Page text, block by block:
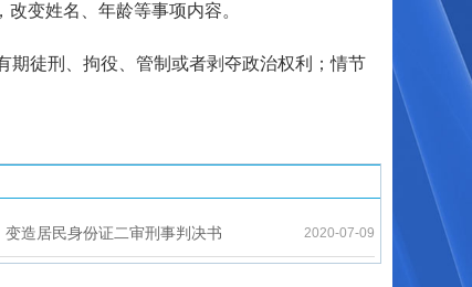
变姓名、年龄等事项内容。
徒刑、拘役、管制或者剥夺政治权利；情节
变造居民身份证二审刑事判决书 2020-07-09